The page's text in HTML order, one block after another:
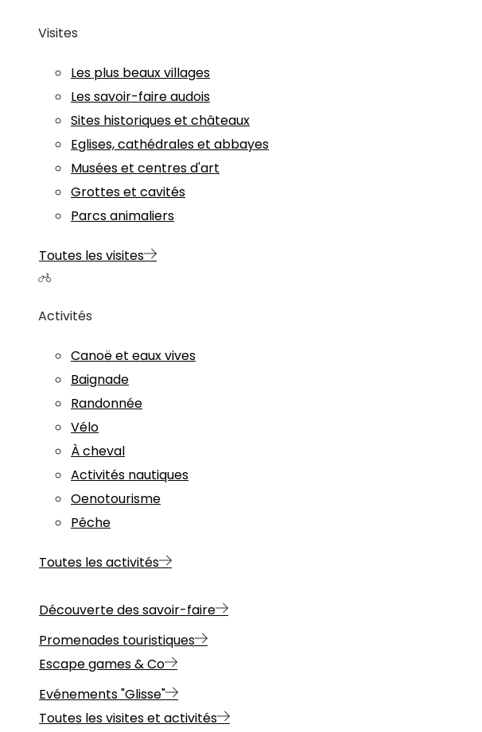
Visites
Les plus beaux villages
Les savoir-faire audois
Sites historiques et châteaux
Eglises, cathédrales et abbayes
Musées et centres d'art
Grottes et cavités
Parcs animaliers
Toutes les visites
Activités
Canoë et eaux vives
Baignade
Randonnée
Vélo
À cheval
Activités nautiques
Oenotourisme
Pêche
Toutes les activités
Découverte des savoir-faire
Promenades touristiques
Escape games & Co
Evénements "Glisse"
Toutes les visites et activités